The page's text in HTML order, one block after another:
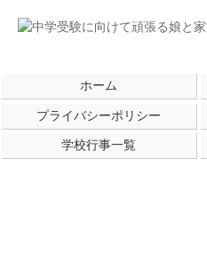
ホーム
プライバシーポリシー
学校行事一覧